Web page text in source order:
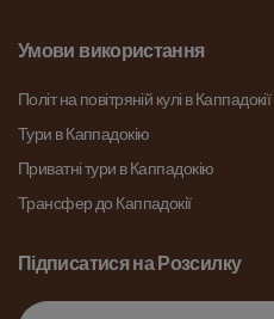
Умови використання
Політ на повітряній кулі в Каппадокії
Тури в Каппадокію
Приватні тури в Каппадокію
Трансфер до Каппадокії
Підписатися на Розсилку